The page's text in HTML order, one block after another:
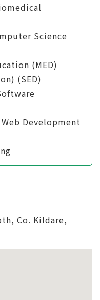
Science
(MED)
(SED)
Development
Co. Kildare,